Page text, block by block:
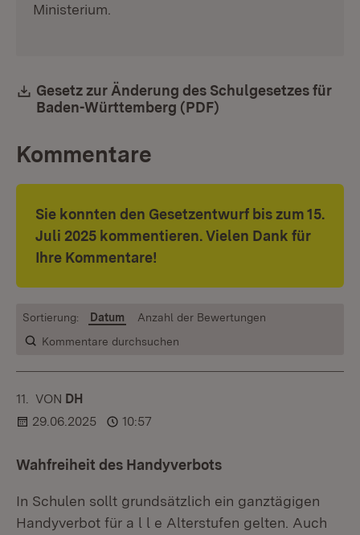
Ministerium.
Download:
Gesetz zur Änderung des Schulgesetzes für
Baden-Württemberg (PDF)
Kommentare
Sie konnten den Gesetzentwurf bis zum 15.
Juli 2025 kommentieren. Vielen Dank für
Ihre Kommentare!
Kommentare durchsuchen
Sortierung: Datum Anzahl der Bewertungen
11. KOMMENTAR
VON :DH
29.06.2025
10:57
Wahfreiheit des Handyverbots
In Schulen sollt grundsätzlich ein ganztägigen
Handyverbot für a l l e Alterstufen gelten. Auch